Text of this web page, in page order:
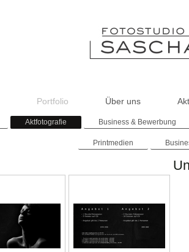
Portfolio Über uns
Aktfotografie Business & Bewerbung
Printmedien